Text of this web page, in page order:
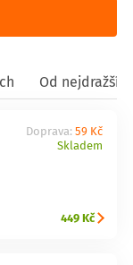
Od
Doprava: 59 Kč
Skladem
449 Kč